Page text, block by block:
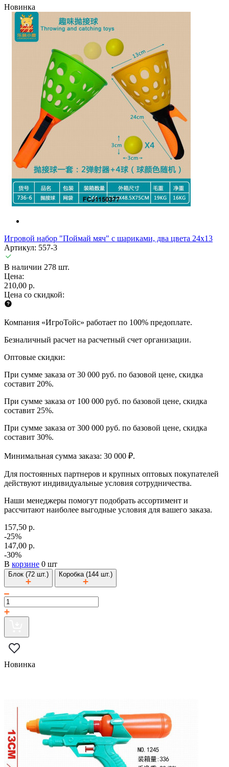
Новинка
Игровой набор "Поймай мяч" с шариками, два цвета 24х13
Артикул: 557-3
В наличии 278 шт.
Цена:
210,00 р.
Цена со скидкой:
Компания «ИгроТойс» работает по 100% предоплате.
Безналичный расчет на расчетный счет организации.
Оптовые скидки:
При сумме заказа от 30 000 руб. по базовой цене, скидка
составит 20%.
При сумме заказа от 100 000 руб. по базовой цене, скидка
составит 25%.
При сумме заказа от 300 000 руб. по базовой цене, скидка
составит 30%.
Минимальная сумма заказа: 30 000 ₽.
Для постоянных партнеров и крупных оптовых покупателей
действуют индивидуальные условия сотрудничества.
Наши менеджеры помогут подобрать ассортимент и
рассчитают наиболее выгодные условия для вашего заказа.
157,50 р.
-25%
147,00 р.
-30%
В корзине 0 шт
Блок (72 шт.) Коробка (144 шт.)
Новинка